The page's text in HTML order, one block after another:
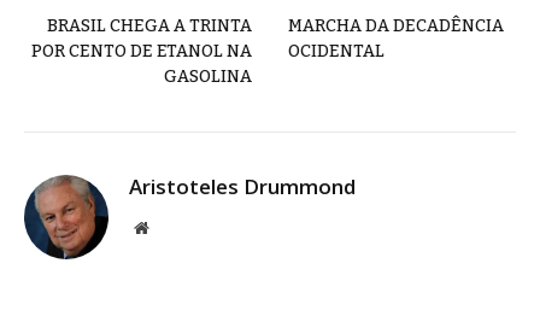
BRASIL CHEGA A TRINTA
POR CENTO DE ETANOL NA
GASOLINA
MARCHA DA DECADÊNCIA
OCIDENTAL
Aristoteles Drummond
Site